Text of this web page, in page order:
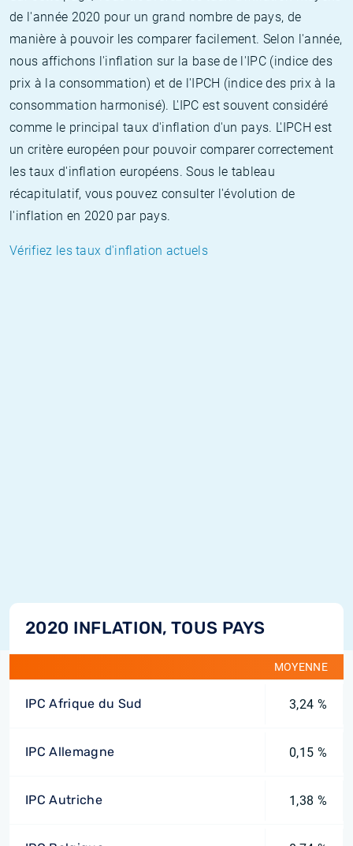
de l'année 2020 pour un grand nombre de pays, de
manière à pouvoir les comparer facilement. Selon l'année,
nous affichons l'inflation sur la base de l'IPC (indice des
prix à la consommation) et de l'IPCH (indice des prix à la
consommation harmonisé). L'IPC est souvent considéré
comme le principal taux d'inflation d'un pays. L'IPCH est
un critère européen pour pouvoir comparer correctement
les taux d'inflation européens. Sous le tableau
récapitulatif, vous pouvez consulter l'évolution de
l'inflation en 2020 par pays.
Vérifiez les taux d'inflation actuels
2020 INFLATION, TOUS PAYS
MOYENNE
IPC Afrique du Sud 3,24 %
IPC Allemagne 0,15 %
IPC Autriche 1,38 %